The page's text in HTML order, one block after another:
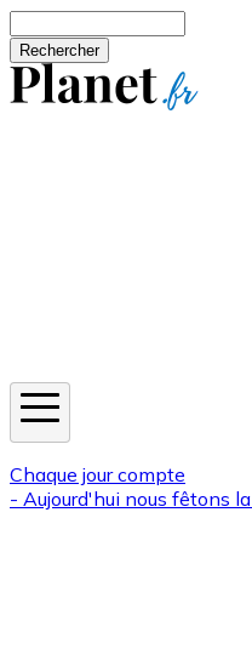
Chaque jour compte
- Aujourd'hui nous fêtons la